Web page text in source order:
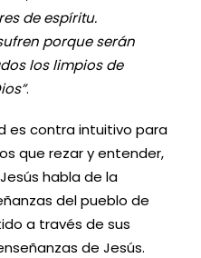
de espíritu.
porque serán
los limpios de
.
es contra intuitivo para
que rezar y entender,
habla de la
del pueblo de
a través de sus
de Jesús.